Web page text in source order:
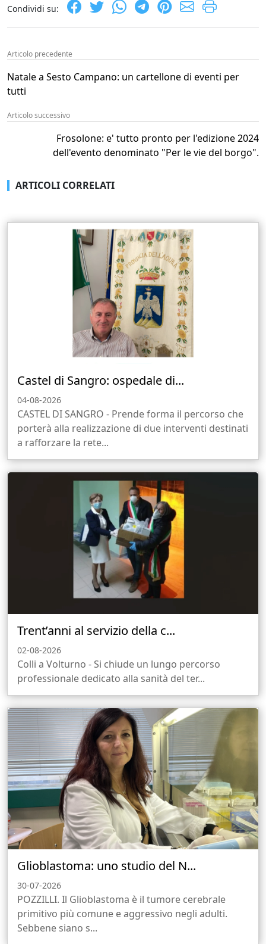
Condividi su:
Articolo precedente
Natale a Sesto Campano: un cartellone di eventi per
tutti
Articolo successivo
Frosolone: e' tutto pronto per l'edizione 2024
dell'evento denominato "Per le vie del borgo".
ARTICOLI CORRELATI
Castel di Sangro: ospedale di...
04-08-2026
CASTEL DI SANGRO - Prende forma il percorso che
porterà alla realizzazione di due interventi destinati
a rafforzare la rete...
Trent’anni al servizio della c...
02-08-2026
Colli a Volturno - Si chiude un lungo percorso
professionale dedicato alla sanità del ter...
Glioblastoma: uno studio del N...
30-07-2026
POZZILLI. Il Glioblastoma è il tumore cerebrale
primitivo più comune e aggressivo negli adulti.
Sebbene siano s...